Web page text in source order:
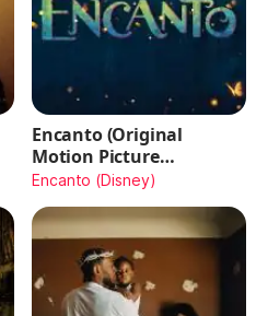
Encanto (Original
Motion Picture
Soundtrack)
Encanto (Disney)